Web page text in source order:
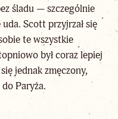
śladu — szczególnie
Scott przyjrzał się
te wszystkie
był coraz lepiej
jednak zmęczony,
Paryża.